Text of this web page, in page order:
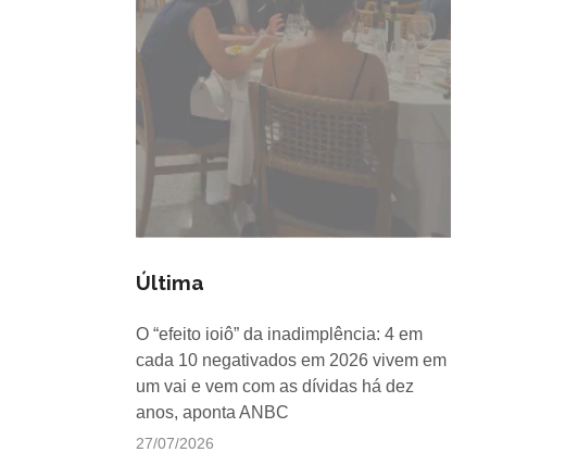
Última
O “efeito ioiô” da inadimplência: 4 em
cada 10 negativados em 2026 vivem em
um vai e vem com as dívidas há dez
anos, aponta ANBC
27/07/2026